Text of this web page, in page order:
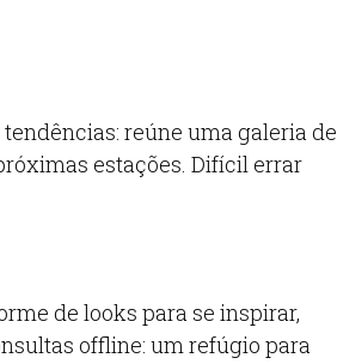
reúne uma galeria de
estações. Difícil errar
de looks para se inspirar,
offline: um refúgio para